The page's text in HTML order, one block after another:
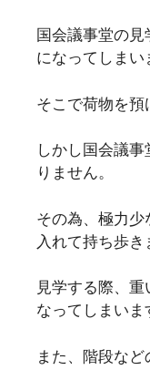
国会議事堂の
になってしまい
そこで荷物を預
しかし国会議
りません。
その為、極力
入れて持ち歩き
見学する際、
なってしまいま
また、階段な